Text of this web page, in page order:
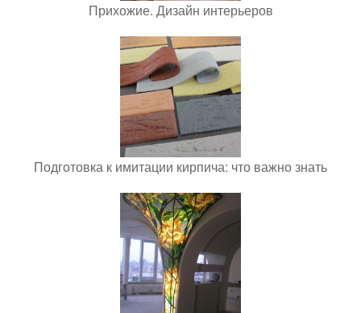
Прихожие. Дизайн интерьеров
Подготовка к имитации кирпича: что важно знать